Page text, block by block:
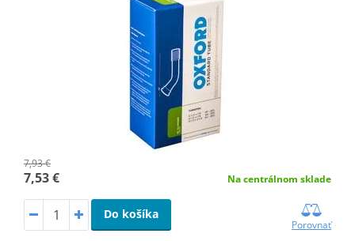
7,93 €
7,53 € Na centrálnom sklade
Do košíka
Porovnať